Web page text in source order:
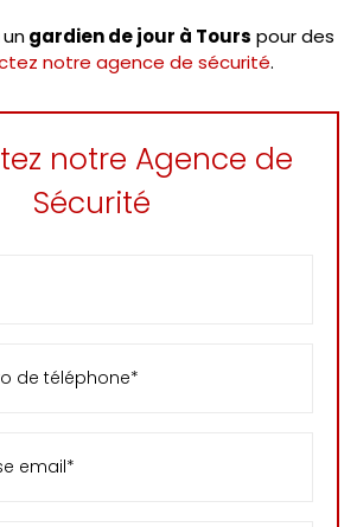
ungardien de jour à Tours pour des
notre agence de sécurité.
notre Agence de
Sécurité